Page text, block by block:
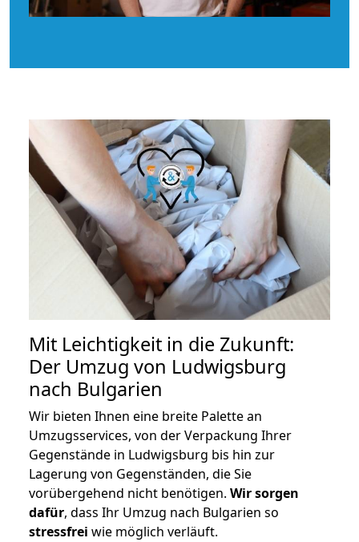
Mit Leichtigkeit in die Zukunft:
Der Umzug von Ludwigsburg
nach Bulgarien
Wir bieten Ihnen eine breite Palette an
Umzugsservices, von der Verpackung Ihrer
Gegenstände in Ludwigsburg bis hin zur
Lagerung von Gegenständen, die Sie
vorübergehend nicht benötigen. Wir sorgen
dafür, dass Ihr Umzug nach Bulgarien so
stressfrei wie möglich verläuft.